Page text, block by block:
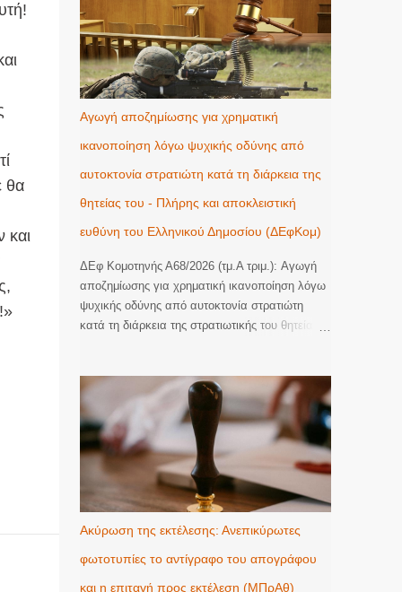
θα
και
Αγωγή αποζημίωσης για χρηματική
ικανοποίηση λόγω ψυχικής οδύνης από
αυτοκτονία στρατιώτη κατά τη διάρκεια της
θητείας του - Πλήρης και αποκλειστική
ευθύνη του Ελληνικού Δημοσίου (ΔΕφΚομ)
ΔΕφ Κομοτηνής Α68/2026 (τμ.Α τριμ.): Αγωγή
αποζημίωσης για χρηματική ικανοποίηση λόγω
ψυχικής οδύνης από αυτοκτονία στρατιώτη
κατά τη διάρκεια της στρατιωτικής του θητείας.
οριστικής απόφασης του Τριμελούς Διοικητικού
Πρωτοδικείου Αλεξανδρούπολης, με την οποία
έγινε εν μέρει δεκτή αγωγή αποζημίωσης για
χρηματική ικανοποίηση λόγω ψυχικής οδύνης
και αναγνωρίστηκε η υποχρέωση του
εκκαλούντος Δημοσίου να καταβάλει στην
εφεσίβλητη το συνολικό ποσό των 110.000€
(70.000€ ατομικά και 40.000€ ως μοναδική
ήτοι 20.000€ για λογαριασμό εκάστου), ως
εύλογη χρηματική ικανοποίηση για την ψυχική
Ακύρωση της εκτέλεσης: Ανεπικύρωτες
φωτοτυπίες το αντίγραφο του απογράφου
και η επιταγή προς εκτέλεση (ΜΠρΑθ)